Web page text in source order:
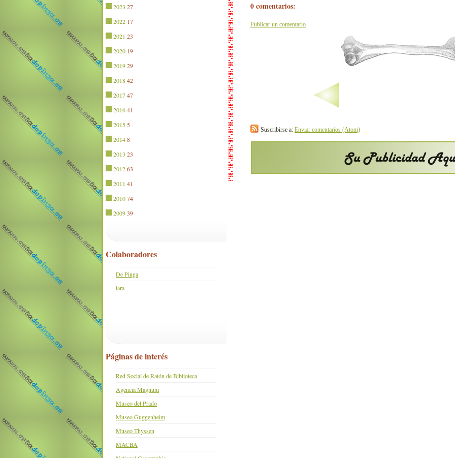
0 comentarios:
Publicar un comentario
Suscribirse a: Enviar comentarios (Atom)
2023 27
2022 17
2021 23
2020 19
201929
201842
201747
201641
2015 5
20148
2013 23
201263
2011 41
201074
200939
Colaboradores
De Pinga
lara
Páginas de interés
Red Social de Ratón de Biblioteca
Agencia Magnum
Museo del Prado
Museo Guggenheim
Museo Thyssen
MACBA